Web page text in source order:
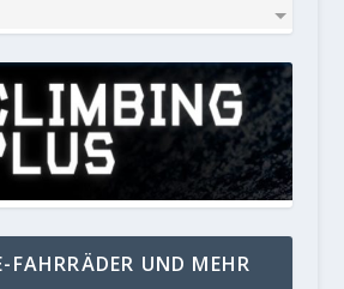
FAHRRÄDER UND MEHR